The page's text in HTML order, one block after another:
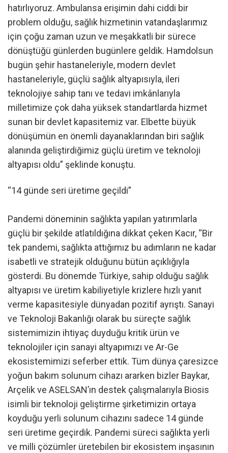
hatırlıyoruz. Ambulansa erişimin dahi ciddi bir
problem olduğu, sağlık hizmetinin vatandaşlarımız
için çoğu zaman uzun ve meşakkatli bir sürece
dönüştüğü günlerden bugünlere geldik. Hamdolsun
bugün şehir hastaneleriyle, modern devlet
hastaneleriyle, güçlü sağlık altyapısıyla, ileri
teknolojiye sahip tanı ve tedavi imkânlarıyla
milletimize çok daha yüksek standartlarda hizmet
sunan bir devlet kapasitemiz var. Elbette büyük
dönüşümün en önemli dayanaklarından biri sağlık
alanında geliştirdiğimiz güçlü üretim ve teknoloji
altyapısı oldu” şeklinde konuştu.
“14 günde seri üretime geçildi”
Pandemi döneminin sağlıkta yapılan yatırımlarla
güçlü bir şekilde atlatıldığına dikkat çeken Kacır, “Bir
tek pandemi, sağlıkta attığımız bu adımların ne kadar
isabetli ve stratejik olduğunu bütün açıklığıyla
gösterdi. Bu dönemde Türkiye, sahip olduğu sağlık
altyapısı ve üretim kabiliyetiyle krizlere hızlı yanıt
verme kapasitesiyle dünyadan pozitif ayrıştı. Sanayi
ve Teknoloji Bakanlığı olarak bu süreçte sağlık
sistemimizin ihtiyaç duyduğu kritik ürün ve
teknolojiler için sanayi altyapımızı ve Ar-Ge
ekosistemimizi seferber ettik. Tüm dünya çaresizce
yoğun bakım solunum cihazı ararken bizler Baykar,
Arçelik ve ASELSAN’ın destek çalışmalarıyla Biosis
isimli bir teknoloji geliştirme şirketimizin ortaya
koyduğu yerli solunum cihazını sadece 14 günde
seri üretime geçirdik. Pandemi süreci sağlıkta yerli
ve milli çözümler üretebilen bir ekosistem inşasının